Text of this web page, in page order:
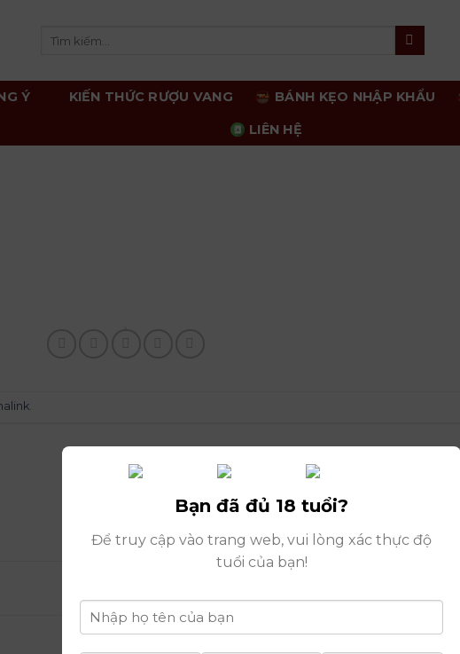
Ý KIẾN THỨC RƯỢU VANG BÁNH KẸO NHẬP KHẨU
LIÊN HỆ
.
Bạn đã đủ 18 tuổi?
Để truy cập vào trang web, vui lòng xác thực độ
tuổi của bạn!